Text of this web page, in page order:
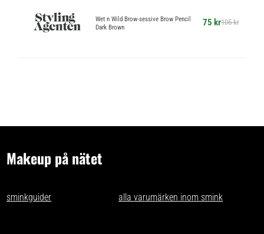
Wet n Wild Brow-sessive Brow Pencil
Dark Brown
75 kr105 kr
Makeup på nätet
sminkguider och listar nästanalla varumärken inom smink